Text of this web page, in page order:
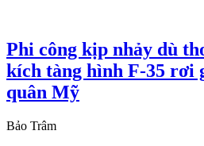
Phi công kịp nhảy dù
kích tàng hình F-35 rơi
quân Mỹ
Bảo Trâm